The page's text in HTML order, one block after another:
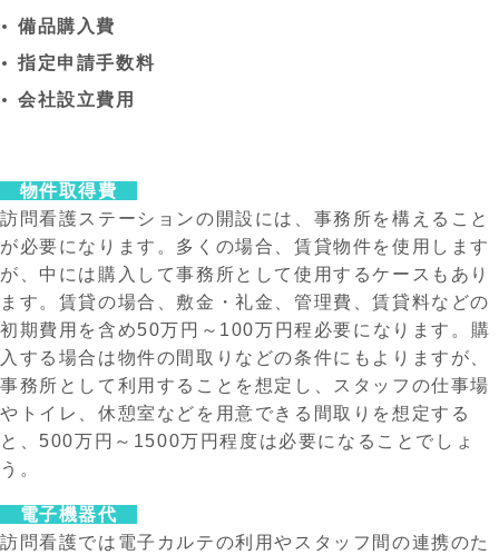
備品購入費
指定申請手数料
会社設立費用
物件取得費
訪問看護ステーションの開設には、事務所を構えること
が必要になります。多くの場合、賃貸物件を使用します
が、中には購入して事務所として使用するケースもあり
ます。賃貸の場合、敷金・礼金、管理費、賃貸料などの
初期費用を含め50万円～100万円程必要になります。購
入する場合は物件の間取りなどの条件にもよりますが、
事務所として利用することを想定し、スタッフの仕事場
やトイレ、休憩室などを用意できる間取りを想定する
と、500万円～1500万円程度は必要になることでしょ
う。
電子機器代
訪問看護では電子カルテの利用やスタッフ間の連携のた